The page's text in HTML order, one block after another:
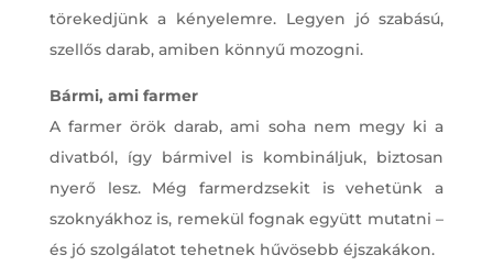
törekedjünk a kényelemre. Legyen jó szabású,
szellős darab, amiben könnyű mozogni.
Bármi, ami farmer
A farmer örök darab, ami soha nem megy ki a
divatból, így bármivel is kombináljuk, biztosan
nyerő lesz. Még farmerdzsekit is vehetünk a
szoknyákhoz is, remekül fognak együtt mutatni –
és jó szolgálatot tehetnek hűvösebb éjszakákon.